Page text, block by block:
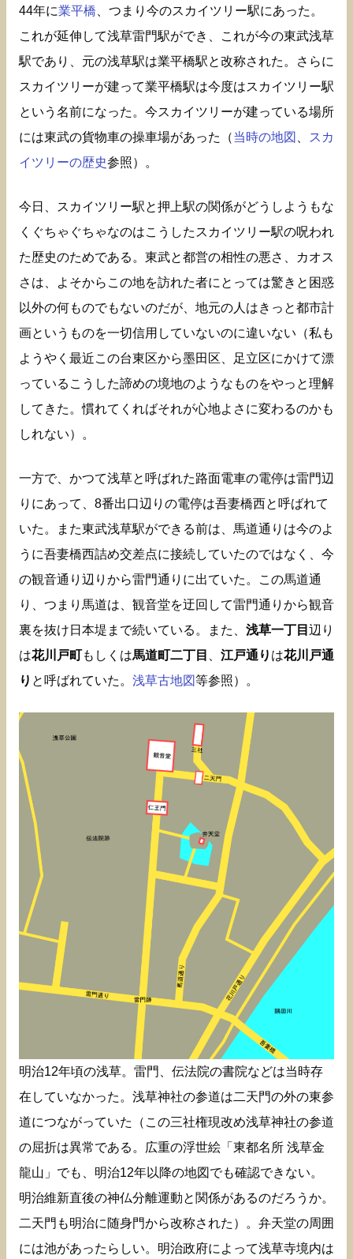
44年に業平橋 、つまり今のスカイツリー駅にあった。
これが延伸して浅草雷門駅ができ、これが今の東武浅草
駅であり、元の浅草駅は業平橋駅と改称された。さらに
スカイツリーが建って業平橋駅は今度はスカイツリー駅
という名前になった。今スカイツリーが建っている場所
には東武の貨物車の操車場があった（当時の地図
スカ
イツリーの歴史参照）。
今日、スカイツリー駅と押上駅の関係がどうしようもな
くぐちゃぐちゃなのはこうしたスカイツリー駅の呪われ
た歴史のためである。東武と都営の相性の悪さ、カオス
さは、よそからこの地を訪れた者にとっては驚きと困惑
以外の何ものでもないのだが、地元の人はきっと都市計
画というものを一切信用していないのに違いない（私も
ようやく最近この台東区から墨田区、足立区にかけて漂
っているこうした諦めの境地のようなものをやっと理解
してきた。慣れてくればそれが心地よさに変わるのかも
しれない）。
一方で、かつて浅草と呼ばれた路面電車の電停は雷門辺
りにあって、8番出口辺りの電停は吾妻橋西と呼ばれて
いた。また東武浅草駅ができる前は、馬道通りは今のよ
うに吾妻橋西詰め交差点に接続していたのではなく、今
の観音通り辺りから雷門通りに出ていた。この馬道通
り、つまり馬道は、観音堂を迂回して雷門通りから観音
裏を抜け日本堤まで続いている。また、 浅草一丁目 辺り
は花川戸町もしくは馬道町二丁目 江戸通り は花川戸通
り と呼ばれていた。 浅草古地図等参照）。
明治12年頃の浅草。雷門、伝法院の書院などは当時存
在していなかった。浅草神社の参道は二天門の外の東参
道につながっていた（この三社権現改め浅草神社の参道
の屈折は異常である。広重の浮世絵「東都名所 浅草金
龍山」でも、明治12年以降の地図でも確認できない。
明治維新直後の神仏分離運動と関係があるのだろうか。
二天門も明治に随身門から改称された）。弁天堂の周囲
には池があったらしい。明治政府によって浅草寺境内は